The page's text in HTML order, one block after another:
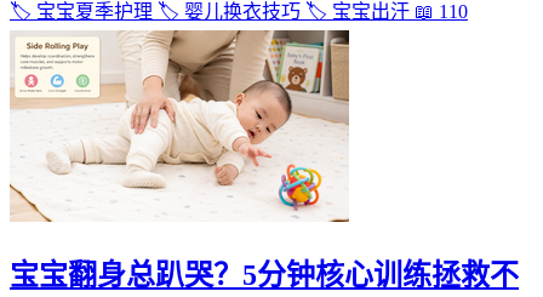
🏷️ 宝宝夏季护理 🏷️ 婴儿换衣技巧 🏷️ 宝宝出汗 📖 110
宝宝翻身总趴哭？5分钟核心训练拯救不